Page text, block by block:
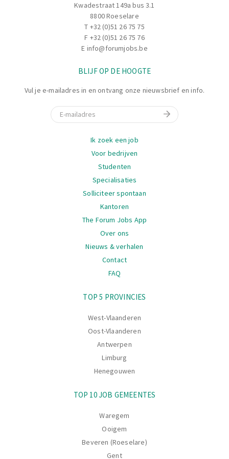
locatie in het magazijn.
Kwadestraat 149a bus 3.1
8800 Roeselare
T +32 (0)51 26 75 75
F +32 (0)51 26 75 76
E info@forumjobs.be
BLIJF OP DE HOOGTE
Vul je e-mailadres in en ontvang onze nieuwsbrief en info.
E-mail
Ik zoek een job
Voor bedrijven
Studenten
Specialisaties
Solliciteer spontaan
Kantoren
The Forum Jobs App
Over ons
Nieuws & verhalen
Contact
FAQ
TOP 5 PROVINCIES
West-Vlaanderen
Oost-Vlaanderen
Antwerpen
Limburg
Henegouwen
TOP 10 JOB GEMEENTES
Waregem
Ooigem
Beveren (Roeselare)
Gent